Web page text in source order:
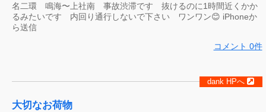
名二環 鳴海〜上社南 事故渋滞です 抜けるのに1時間近くかか
るみたいです 内回り通行しないで下さい ワンワン😊 iPhoneか
ら送信
コメント 0件
大切なお荷物
dank HPへ